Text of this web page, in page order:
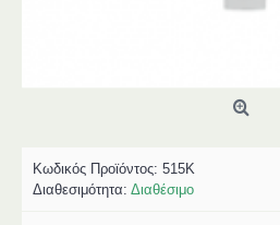
Κωδικός Προϊόντος: 515K
Διαθεσιμότητα: Διαθέσιμο